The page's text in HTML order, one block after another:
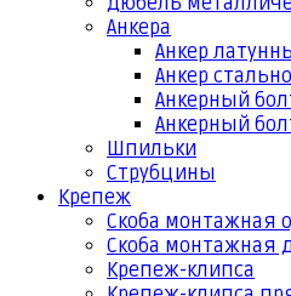
Анкера
Анкер
Анкер
Анкерный
Анкерный
Шпильки
Струбцины
Крепеж
Скоба монтажная
Скоба монтажная
Крепеж-клипса